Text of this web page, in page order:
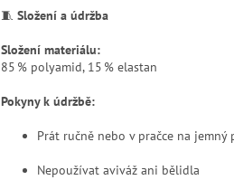
🧵 Složení a údržba
Složení materiálu:
85 % polyamid, 15 % elastan
Pokyny k údržbě:
Prát ručně nebo v pračce na jemný
Nepoužívat aviváž ani bělidla